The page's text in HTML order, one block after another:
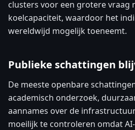
clusters voor een grotere vraag
koelcapaciteit, waardoor het
wereldwijd mogelijk toeneemt.
Publieke schattingen
De meeste openbare
academisch onderzoek,
aannames over de
moeilijk te controleren omdat